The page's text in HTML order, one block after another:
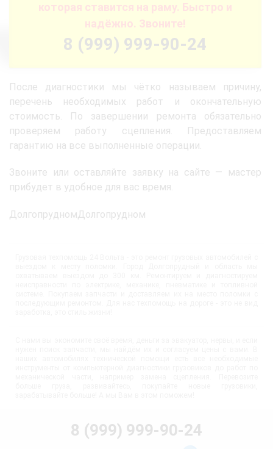
которая ставится на раму. Быстро и
надёжно. Звоните!
8 (999) 999-90-24
После диагностики мы чётко называем причину,
перечень необходимых работ и окончательную
стоимость. По завершении ремонта обязательно
проверяем работу сцепления. Предоставляем
гарантию на все выполненные операции.
Звоните или оставляйте заявку на сайте — мастер
прибудет в удобное для вас время.
ДолгопрудномДолгопрудном
8 (999) 999-90-24